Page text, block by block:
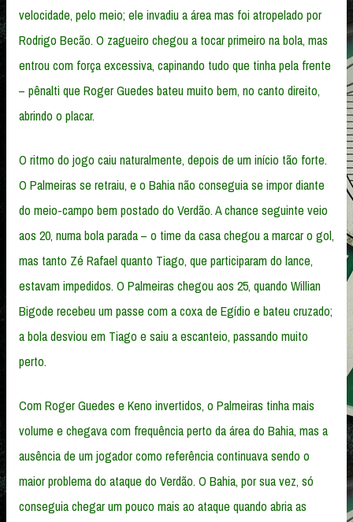
velocidade, pelo meio; ele invadiu a área mas foi atropelado por
Rodrigo Becão. O zagueiro chegou a tocar primeiro na bola, mas
entrou com força excessiva, capinando tudo que tinha pela frente
– pênalti que Roger Guedes bateu muito bem, no canto direito,
abrindo o placar.
O ritmo do jogo caiu naturalmente, depois de um início tão forte.
O Palmeiras se retraiu, e o Bahia não conseguia se impor diante
do meio-campo bem postado do Verdão. A chance seguinte veio
aos 20, numa bola parada – o time da casa chegou a marcar o gol,
mas tanto Zé Rafael quanto Tiago, que participaram do lance,
estavam impedidos. O Palmeiras chegou aos 25, quando Willian
Bigode recebeu um passe com a coxa de Egídio e bateu cruzado;
a bola desviou em Tiago e saiu a escanteio, passando muito
perto.
Com Roger Guedes e Keno invertidos, o Palmeiras tinha mais
volume e chegava com frequência perto da área do Bahia, mas a
ausência de um jogador como referência continuava sendo o
maior problema do ataque do Verdão. O Bahia, por sua vez, só
conseguia chegar um pouco mais ao ataque quando abria as